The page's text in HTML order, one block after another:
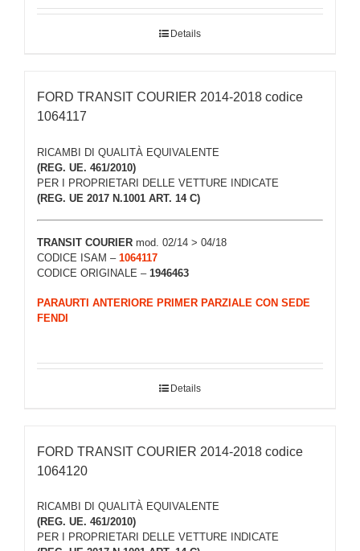
Details
FORD TRANSIT COURIER 2014-2018 codice
1064117
RICAMBI DI QUALITÀ EQUIVALENTE
(REG. UE. 461/2010)
PER I PROPRIETARI DELLE VETTURE INDICATE
(REG. UE 2017 N.1001 ART. 14 C)
TRANSIT COURIER mod. 02/14 > 04/18
CODICE ISAM – 1064117
CODICE ORIGINALE – 1946463
PARAURTI ANTERIORE PRIMER PARZIALE CON SEDE
FENDI
Details
FORD TRANSIT COURIER 2014-2018 codice
1064120
RICAMBI DI QUALITÀ EQUIVALENTE
(REG. UE. 461/2010)
PER I PROPRIETARI DELLE VETTURE INDICATE